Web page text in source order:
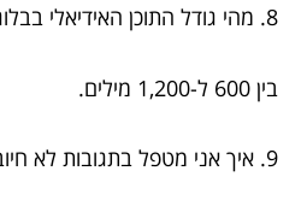
8. מהי גודל התוכן האידיאלי בבלוג?
בין 600 ל-1,200 מילים.
9. איך אני מטפל בתגובות לא חיוביות?